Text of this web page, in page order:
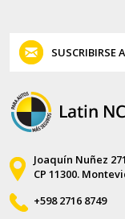
SUSCRIBIRSE
Joaquín Nuñez
CP 11300.
+598 2716 8749